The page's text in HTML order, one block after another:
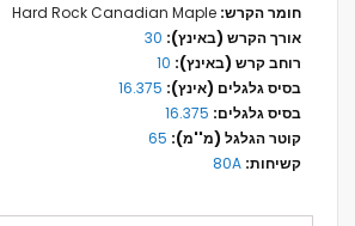
30
10
16.375
16.375
65
80A